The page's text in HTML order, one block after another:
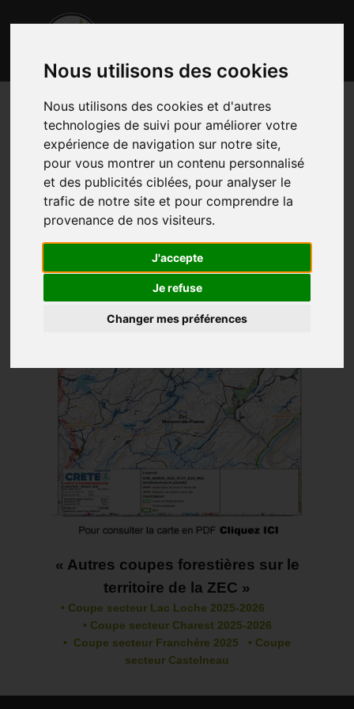
Nous utilisons des cookies
Nous utilisons des cookies et d'autres
technologies de suivi pour améliorer votre
expérience de navigation sur notre site,
pour vous montrer un contenu personnalisé
et des publicités ciblées, pour analyser le
trafic de notre site et pour comprendre la
provenance de nos visiteurs.
J'accepte
Je refuse
Changer mes préférences
« Autres coupes forestières sur le
territoire de la ZEC »
• Coupe secteur Lac Loche 2025-2026
• Coupe secteur Charest 2025-2026
• Coupe secteur Franchère 2025
• Coupe
secteur Castelneau